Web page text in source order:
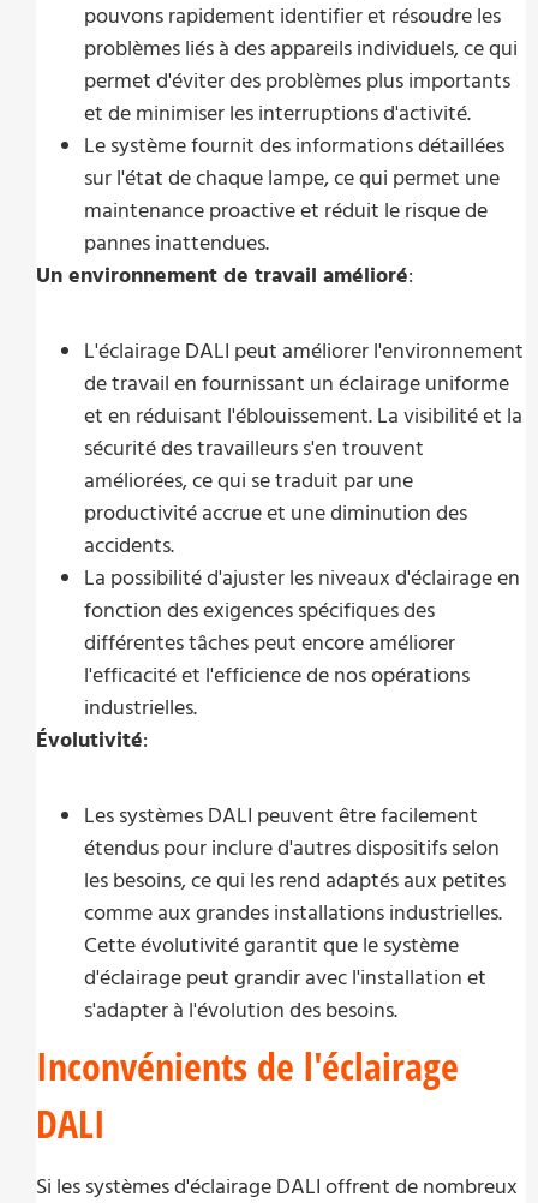
pouvons rapidement identifier et résoudre les
problèmes liés à des appareils individuels, ce qui
permet d'éviter des problèmes plus importants
et de minimiser les interruptions d'activité.
Le système fournit des informations détaillées
sur l'état de chaque lampe, ce qui permet une
maintenance proactive et réduit le risque de
pannes inattendues.
Un environnement de travail amélioré:
L'éclairage DALI peut améliorer l'environnement
de travail en fournissant un éclairage uniforme
et en réduisant l'éblouissement. La visibilité et la
sécurité des travailleurs s'en trouvent
améliorées, ce qui se traduit par une
productivité accrue et une diminution des
accidents.
La possibilité d'ajuster les niveaux d'éclairage en
fonction des exigences spécifiques des
différentes tâches peut encore améliorer
l'efficacité et l'efficience de nos opérations
industrielles.
Évolutivité:
Les systèmes DALI peuvent être facilement
étendus pour inclure d'autres dispositifs selon
les besoins, ce qui les rend adaptés aux petites
comme aux grandes installations industrielles.
Cette évolutivité garantit que le système
d'éclairage peut grandir avec l'installation et
s'adapter à l'évolution des besoins.
Inconvénients de l'éclairage
DALI
Si les systèmes d'éclairage DALI offrent de nombreux